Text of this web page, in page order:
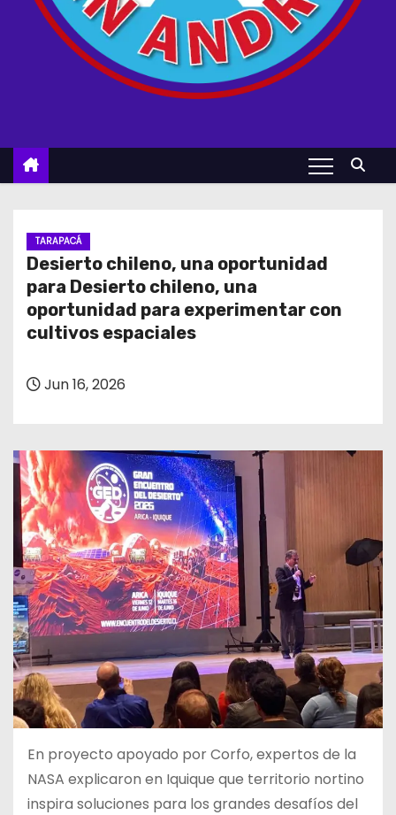
TARAPACÁ
Desierto chileno, una oportunidad
para Desierto chileno, una
oportunidad para experimentar con
cultivos espaciales
Jun 16, 2026
En proyecto apoyado por Corfo, expertos de la
NASA explicaron en Iquique que territorio nortino
inspira soluciones para los grandes desafíos del